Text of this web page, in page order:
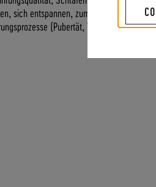
sich entspannen, zum Runterkommen,
(Pubertät, Wechseljahre,